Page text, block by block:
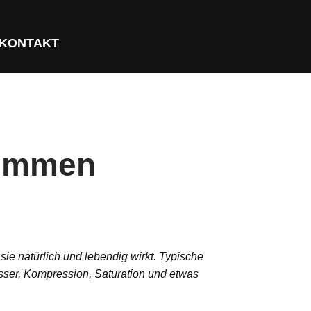
KONTAKT
natürlich und lebendig wirkt. Typische
Kompression, Saturation und etwas